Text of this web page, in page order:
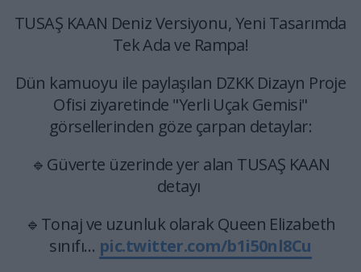
TUSAŞ KAAN Deniz Versiyonu, Yeni Tasarımda
Tek Ada ve Rampa!
Dün kamuoyu ile paylaşılan DZKK Dizayn Proje
Ofisi ziyaretinde "Yerli Uçak Gemisi"
görsellerinden göze çarpan detaylar:
🔹Güverte üzerinde yer alan TUSAŞ KAAN
detayı
🔹Tonaj ve uzunluk olarak Queen Elizabeth
sınıfı… pic.twitter.com/b1i50nl8Cu